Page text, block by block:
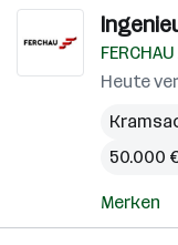
Heute
50.000
Merken